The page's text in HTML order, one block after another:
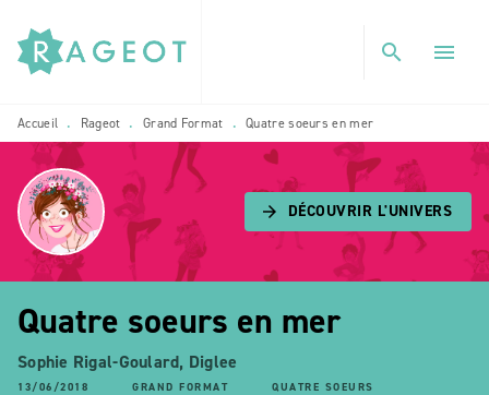
MENU RECHERCHE
PIED DE PAGE
search menu
Accueil • Rageot • Grand Format • Quatre soeurs en mer
arrow_forward DÉCOUVRIR L'UNIVERS
Quatre soeurs en mer
Sophie Rigal-Goulard, Diglee
13/06/2018 GRAND FORMAT QUATRE SOEURS